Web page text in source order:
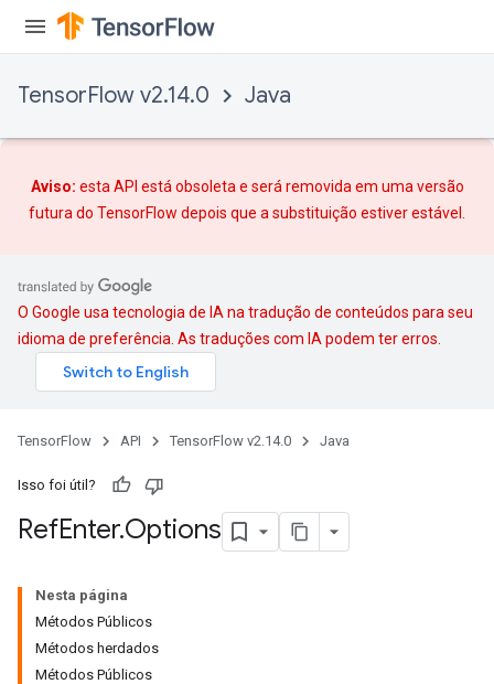
TensorFlow v2.14.0 Java
Aviso: esta API está obsoleta e será removida em uma versão
futura do TensorFlow depois que a substituição estiver estável.
O Google usa tecnologia de IA na tradução de conteúdos para seu
idioma de preferência. As traduções com IA podem ter erros.
TensorFlow API TensorFlow v2.14.0 Java
Isso foi útil?
RefEnter.Options
Nesta página
Métodos Públicos
Métodos herdados
Métodos Públicos